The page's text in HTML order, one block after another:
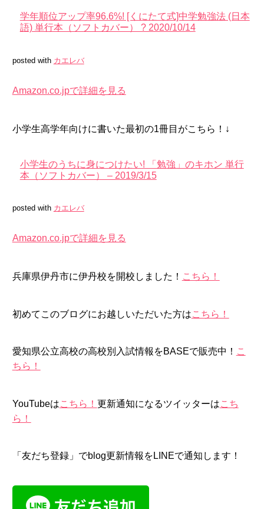
学年順位アップ率96.6%! [くにたて式]中学勉強法 (日本
語) 単行本（ソフトカバー） ? 2020/10/14
posted with カエレバ
Amazon.co.jpで詳細を見る
小学生高学年向けに書いた最初の1冊目がこちら！↓
小学生のうちに身につけたい! 「勉強」のキホン 単行
本（ソフトカバー） – 2019/3/15
posted with カエレバ
Amazon.co.jpで詳細を見る
兵庫県伊丹市に伊丹校を開校しました！ こちら！
初めてこのブログにお越しいただいた方はこちら！
愛知県公立高校の高校別入試情報をBASEで販売中！ こ
ちら！
YouTubeはこちら！ 更新通知になるツイッターはこち
ら！
「友だち登録」でblog更新情報をLINEで通知します！